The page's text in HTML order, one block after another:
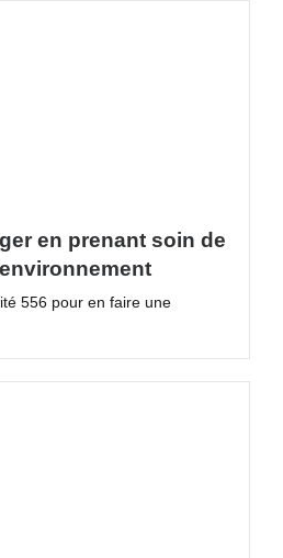
en prenant soin de
556 pour en faire une